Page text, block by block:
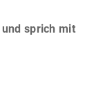
sprich mit